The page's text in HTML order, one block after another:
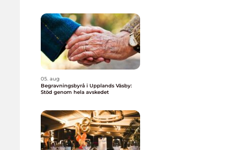
05. aug
Begravningsbyrå i Upplands Väsby:
Stöd genom hela avskedet